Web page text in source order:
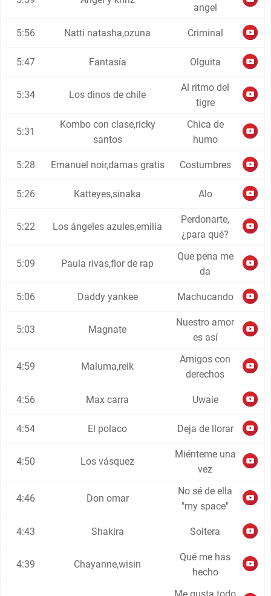
angel
5:56 Natti natasha,ozuna Criminal
5:47 Fantasía Olguita
5:34 Los dinos de chile
Al ritmo del
tigre
5:31
Kombo con clase,ricky
santos
Chica de
humo
5:28 Emanuel noir,damas gratis Costumbres
5:26 Katteyes,sinaka Alo
5:22 Los ángeles azules,emilia
Perdonarte,
¿para qué?
5:09 Paula rivas,flor de rap
Que pena me
da
5:06 Daddy yankee Machucando
5:03 Magnate
Nuestro amor
es así
4:59 Maluma,reik
Amigos con
derechos
4:56 Max carra Uwaie
4:54 El polaco Deja de llorar
4:50 Los vásquez
Miénteme una
vez
4:46 Don omar
No sé de ella
"my space"
4:43 Shakira Soltera
4:39 Chayanne,wisin
Qué me has
hecho